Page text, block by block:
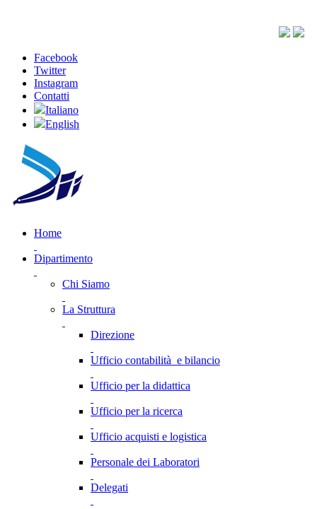
Facebook
Twitter
Instagram
Contatti
Italiano
English
Home
Dipartimento
Chi Siamo
La Struttura
Direzione
Ufficio contabilità e bilancio
Ufficio per la didattica
Ufficio per la ricerca
Ufficio acquisti e logistica
Personale dei Laboratori
Delegati